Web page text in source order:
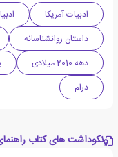
ادبیات آمریکا
داستان روانشناسانه
دهه 2010 میلادی
درام
نکوداشت های کتاب